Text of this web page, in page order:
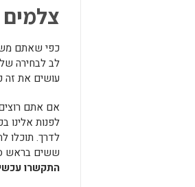
כפי שאתם
לב לבחירה
עושים את זה
אם אתם
לפנות אלינו
לדרך. תוכלו
ששים בראש
התקשרו